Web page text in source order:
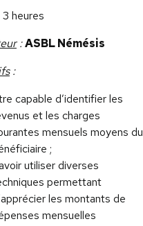
heures
:ASBL Némésis
:
capable d’identifier les
et les charges
mensuels moyens du
;
utiliser diverses
permettant
les montants de
mensuelles